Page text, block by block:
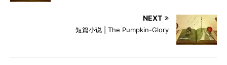
NEXT
短篇小说 | The Pumpkin-Glory